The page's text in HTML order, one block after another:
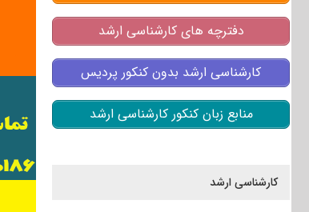
دفترچه های کارشناسی ارشد
کارشناسی ارشد بدون کنکور پردیس
منابع زبان کنکور کارشناسی ارشد
کارشناسی ارشد